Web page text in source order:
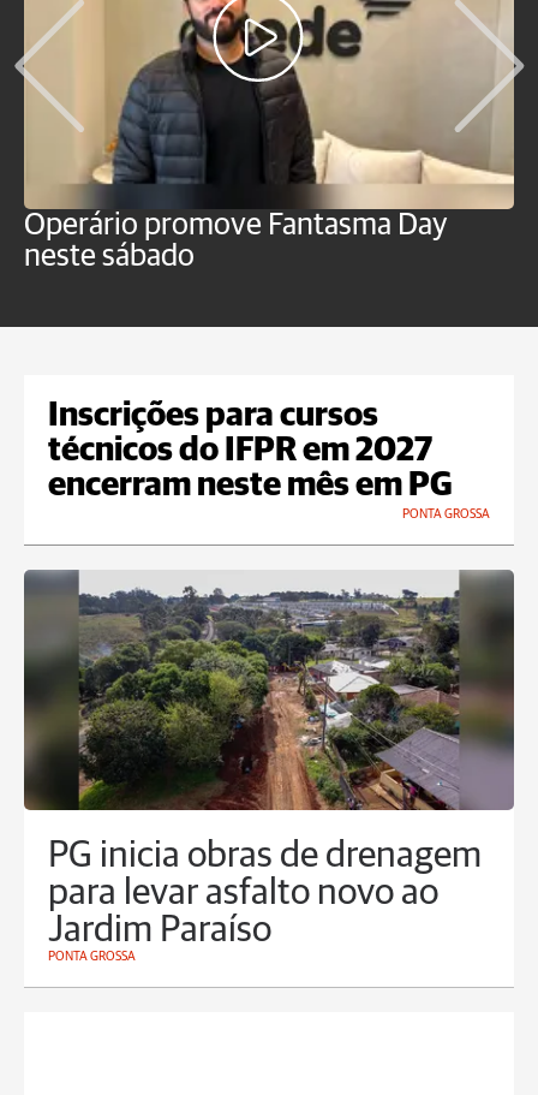
Operário promove Fantasma Day
neste sábado
Inscrições para cursos
técnicos do IFPR em 2027
encerram neste mês em PG
PONTA GROSSA
PG inicia obras de drenagem
para levar asfalto novo ao
Jardim Paraíso
PONTA GROSSA